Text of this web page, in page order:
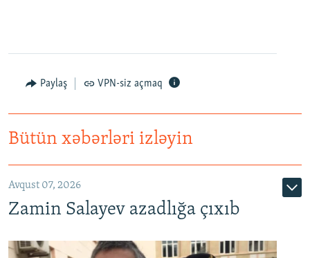
Paylaş VPN-siz açmaq
Bütün xəbərləri izləyin
Avqust 07, 2026
Zamin Salayev azadlığa çıxıb